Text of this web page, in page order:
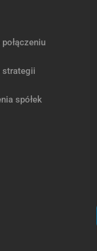
strategii
spółek